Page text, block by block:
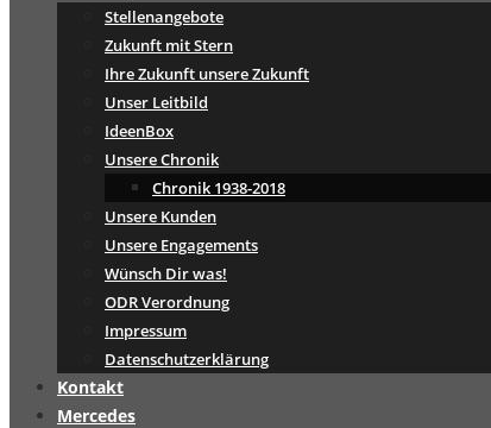
Stellenangebote
Zukunft mit Stern
Ihre Zukunft unsere Zukunft
Unser Leitbild
IdeenBox
Unsere Chronik
Chronik 1938-2018
Unsere Kunden
Unsere Engagements
Wünsch Dir was!
ODR Verordnung
Impressum
Datenschutzerklärung
Kontakt
Mercedes